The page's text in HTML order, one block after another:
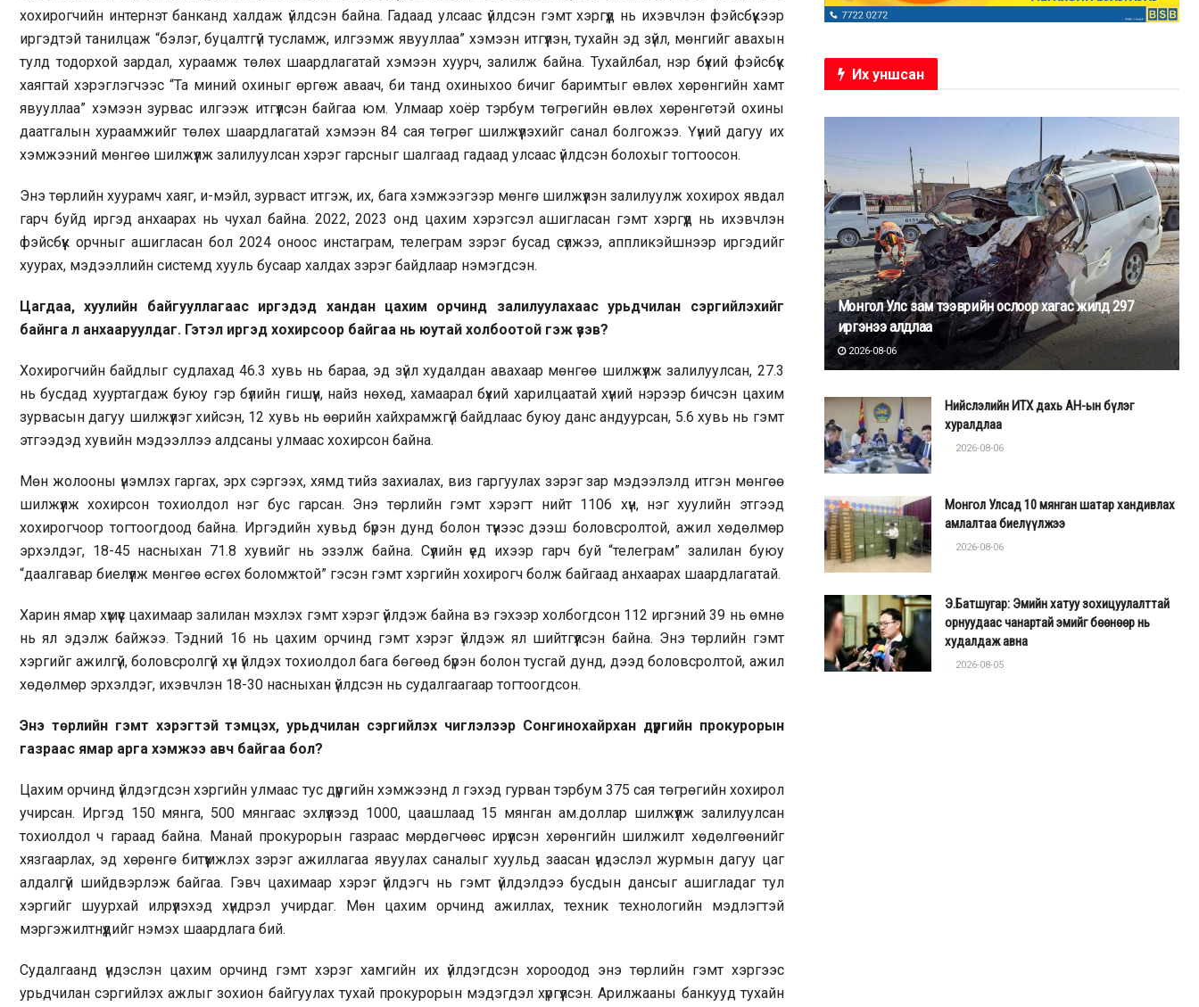
хохирогчийн интернэт банканд халдаж үйлдсэн байна. Гадаад улсаас үйлдсэн гэмт хэргүүд нь ихэвчлэн фэйсбүүкээр
иргэдтэй танилцаж “бэлэг, буцалтгүй тусламж, илгээмж явууллаа” хэмээн итгүүлэн, тухайн эд зүйл, мөнгийг авахын
тулд тодорхой зардал, хураамж төлөх шаардлагатай хэмээн хуурч, залилж байна. Тухайлбал, нэр бүхий фэйсбүүк
хаягтай хэрэглэгчээс “Та миний охиныг өргөж аваач, би танд охиныхоо бичиг баримтыг өвлөх хөрөнгийн хамт
явууллаа” хэмээн зурвас илгээж итгүүлсэн байгаа юм. Улмаар хоёр тэрбум төгрөгийн өвлөх хөрөнгөтэй охины
даатгалын хураамжийг төлөх шаардлагатай хэмээн 84 сая төгрөг шилжүүлэхийг санал болгожээ. Үүний дагуу их
хэмжээний мөнгөө шилжүүлж залилуулсан хэрэг гарсныг шалгаад гадаад улсаас үйлдсэн болохыг тогтоосон.
Энэ төрлийн хуурамч хаяг, и-мэйл, зурваст итгэж, их, бага хэмжээгээр мөнгө шилжүүлэн залилуулж хохирох явдал
гарч буйд иргэд анхаарах нь чухал байна. 2022, 2023 онд цахим хэрэгсэл ашигласан гэмт хэргүүд нь ихэвчлэн
фэйсбүүк орчныг ашигласан бол 2024 оноос инстаграм, телеграм зэрэг бусад сүлжээ, аппликэйшнээр иргэдийг
хуурах, мэдээллийн системд хууль бусаар халдах зэрэг байдлаар нэмэгдсэн.
Цагдаа, хуулийн байгууллагаас иргэдэд хандан цахим орчинд залилуулахаас урьдчилан сэргийлэхийг
байнга л анхааруулдаг. Гэтэл иргэд хохирсоор байгаа нь юутай холбоотой гэж үзэв?
Хохирогчийн байдлыг судлахад 46.3 хувь нь бараа, эд зүйл худалдан авахаар мөнгөө шилжүүлж залилуулсан, 27.3
нь бусдад хууртагдаж буюу гэр бүлийн гишүүн, найз нөхөд, хамаарал бүхий харилцаатай хүний нэрээр бичсэн цахим
зурвасын дагуу шилжүүлэг хийсэн, 12 хувь нь өөрийн хайхрамжгүй байдлаас буюу данс андуурсан, 5.6 хувь нь гэмт
этгээдэд хувийн мэдээллээ алдсаны улмаас хохирсон байна.
Мөн жолооны үнэмлэх гаргах, эрх сэргээх, хямд тийз захиалах, виз гаргуулах зэрэг зар мэдээлэлд итгэн мөнгөө
шилжүүлж хохирсон тохиолдол нэг бус гарсан. Энэ төрлийн гэмт хэрэгт нийт 1106 хүн, нэг хуулийн этгээд
хохирогчоор тогтоогдоод байна. Иргэдийн хувьд бүрэн дунд болон түүнээс дээш боловсролтой, ажил хөдөлмөр
эрхэлдэг, 18-45 насныхан 71.8 хувийг нь эзэлж байна. Сүүлийн үед ихээр гарч буй “телеграм” залилан буюу
“даалгавар биелүүлж мөнгөө өсгөх боломжтой” гэсэн гэмт хэргийн хохирогч болж байгаад анхаарах шаардлагатай.
Харин ямар хүмүүс цахимаар залилан мэхлэх гэмт хэрэг үйлдэж байна вэ гэхээр холбогдсон 112 иргэний 39 нь өмнө
нь ял эдэлж байжээ. Тэдний 16 нь цахим орчинд гэмт хэрэг үйлдэж ял шийтгүүлсэн байна. Энэ төрлийн гэмт
хэргийг ажилгүй, боловсролгүй хүн үйлдэх тохиолдол бага бөгөөд бүрэн болон тусгай дунд, дээд боловсролтой, ажил
хөдөлмөр эрхэлдэг, ихэвчлэн 18-30 насныхан үйлдсэн нь судалгаагаар тогтоогдсон.
Энэ төрлийн гэмт хэрэгтэй тэмцэх, урьдчилан сэргийлэх чиглэлээр Сонгинохайрхан дүүргийн прокурорын
газраас ямар арга хэмжээ авч байгаа бол?
Цахим орчинд үйлдэгдсэн хэргийн улмаас тус дүүргийн хэмжээнд л гэхэд гурван тэрбум 375 сая төгрөгийн хохирол
учирсан. Иргэд 150 мянга, 500 мянгаас эхлүүлээд 1000, цаашлаад 15 мянган ам.доллар шилжүүлж залилуулсан
тохиолдол ч гараад байна. Манай прокурорын газраас мөрдөгчөөс ирүүлсэн хөрөнгийн шилжилт хөдөлгөөнийг
хязгаарлах, эд хөрөнгө битүүмжлэх зэрэг ажиллагаа явуулах саналыг хуульд заасан үндэслэл журмын дагуу цаг
алдалгүй шийдвэрлэж байгаа. Гэвч цахимаар хэрэг үйлдэгч нь гэмт үйлдэлдээ бусдын дансыг ашигладаг тул
хэргийг шуурхай илрүүлэхэд хүндрэл учирдаг. Мөн цахим орчинд ажиллах, техник технологийн мэдлэгтэй
мэргэжилтнүүдийг нэмэх шаардлага бий.
Судалгаанд үндэслэн цахим орчинд гэмт хэрэг хамгийн их үйлдэгдсэн хороодод энэ төрлийн гэмт хэргээс
урьдчилан сэргийлэх ажлыг зохион байгуулах тухай прокурорын мэдэгдэл хүргүүлсэн. Арилжааны банкууд тухайн
Их уншсан
Монгол Улс зам тээврийн ослоор хагас жилд 297
иргэнээ алдлаа
2026-08-06
Нийслэлийн ИТХ дахь АН-ын бүлэг
хуралдлаа
2026-08-06
Монгол Улсад 10 мянган шатар хандивлах
амлалтаа биелүүлжээ
2026-08-06
Э.Батшугар: Эмийн хатуу зохицуулалттай
орнуудаас чанартай эмийг бөөнөөр нь
худалдаж авна
2026-08-05